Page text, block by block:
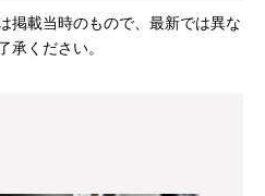
掲載当時のもので、最新では異な
承ください。